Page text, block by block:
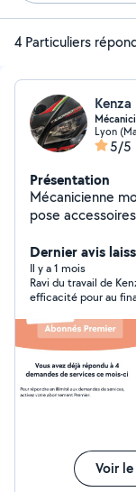
4 Particuliers
Kenza
Lyon
5/5
Présentation
Mécanicienne moto de
pose accessoires
Dernier avis
Il y a 1 mois
Ravi du travail de
efficacité pour au
neuves, tout cela
recommande sans
mécanique 2 roues !!
Voir